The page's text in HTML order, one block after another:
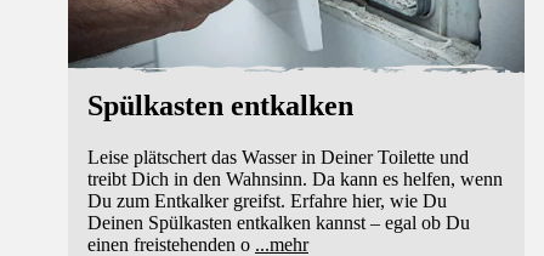
Spülkasten entkalken
Leise plätschert das Wasser in Deiner Toilette und
treibt Dich in den Wahnsinn. Da kann es helfen, wenn
Du zum Entkalker greifst. Erfahre hier, wie Du
Deinen Spülkasten entkalken kannst – egal ob Du
einen freistehenden o ...mehr